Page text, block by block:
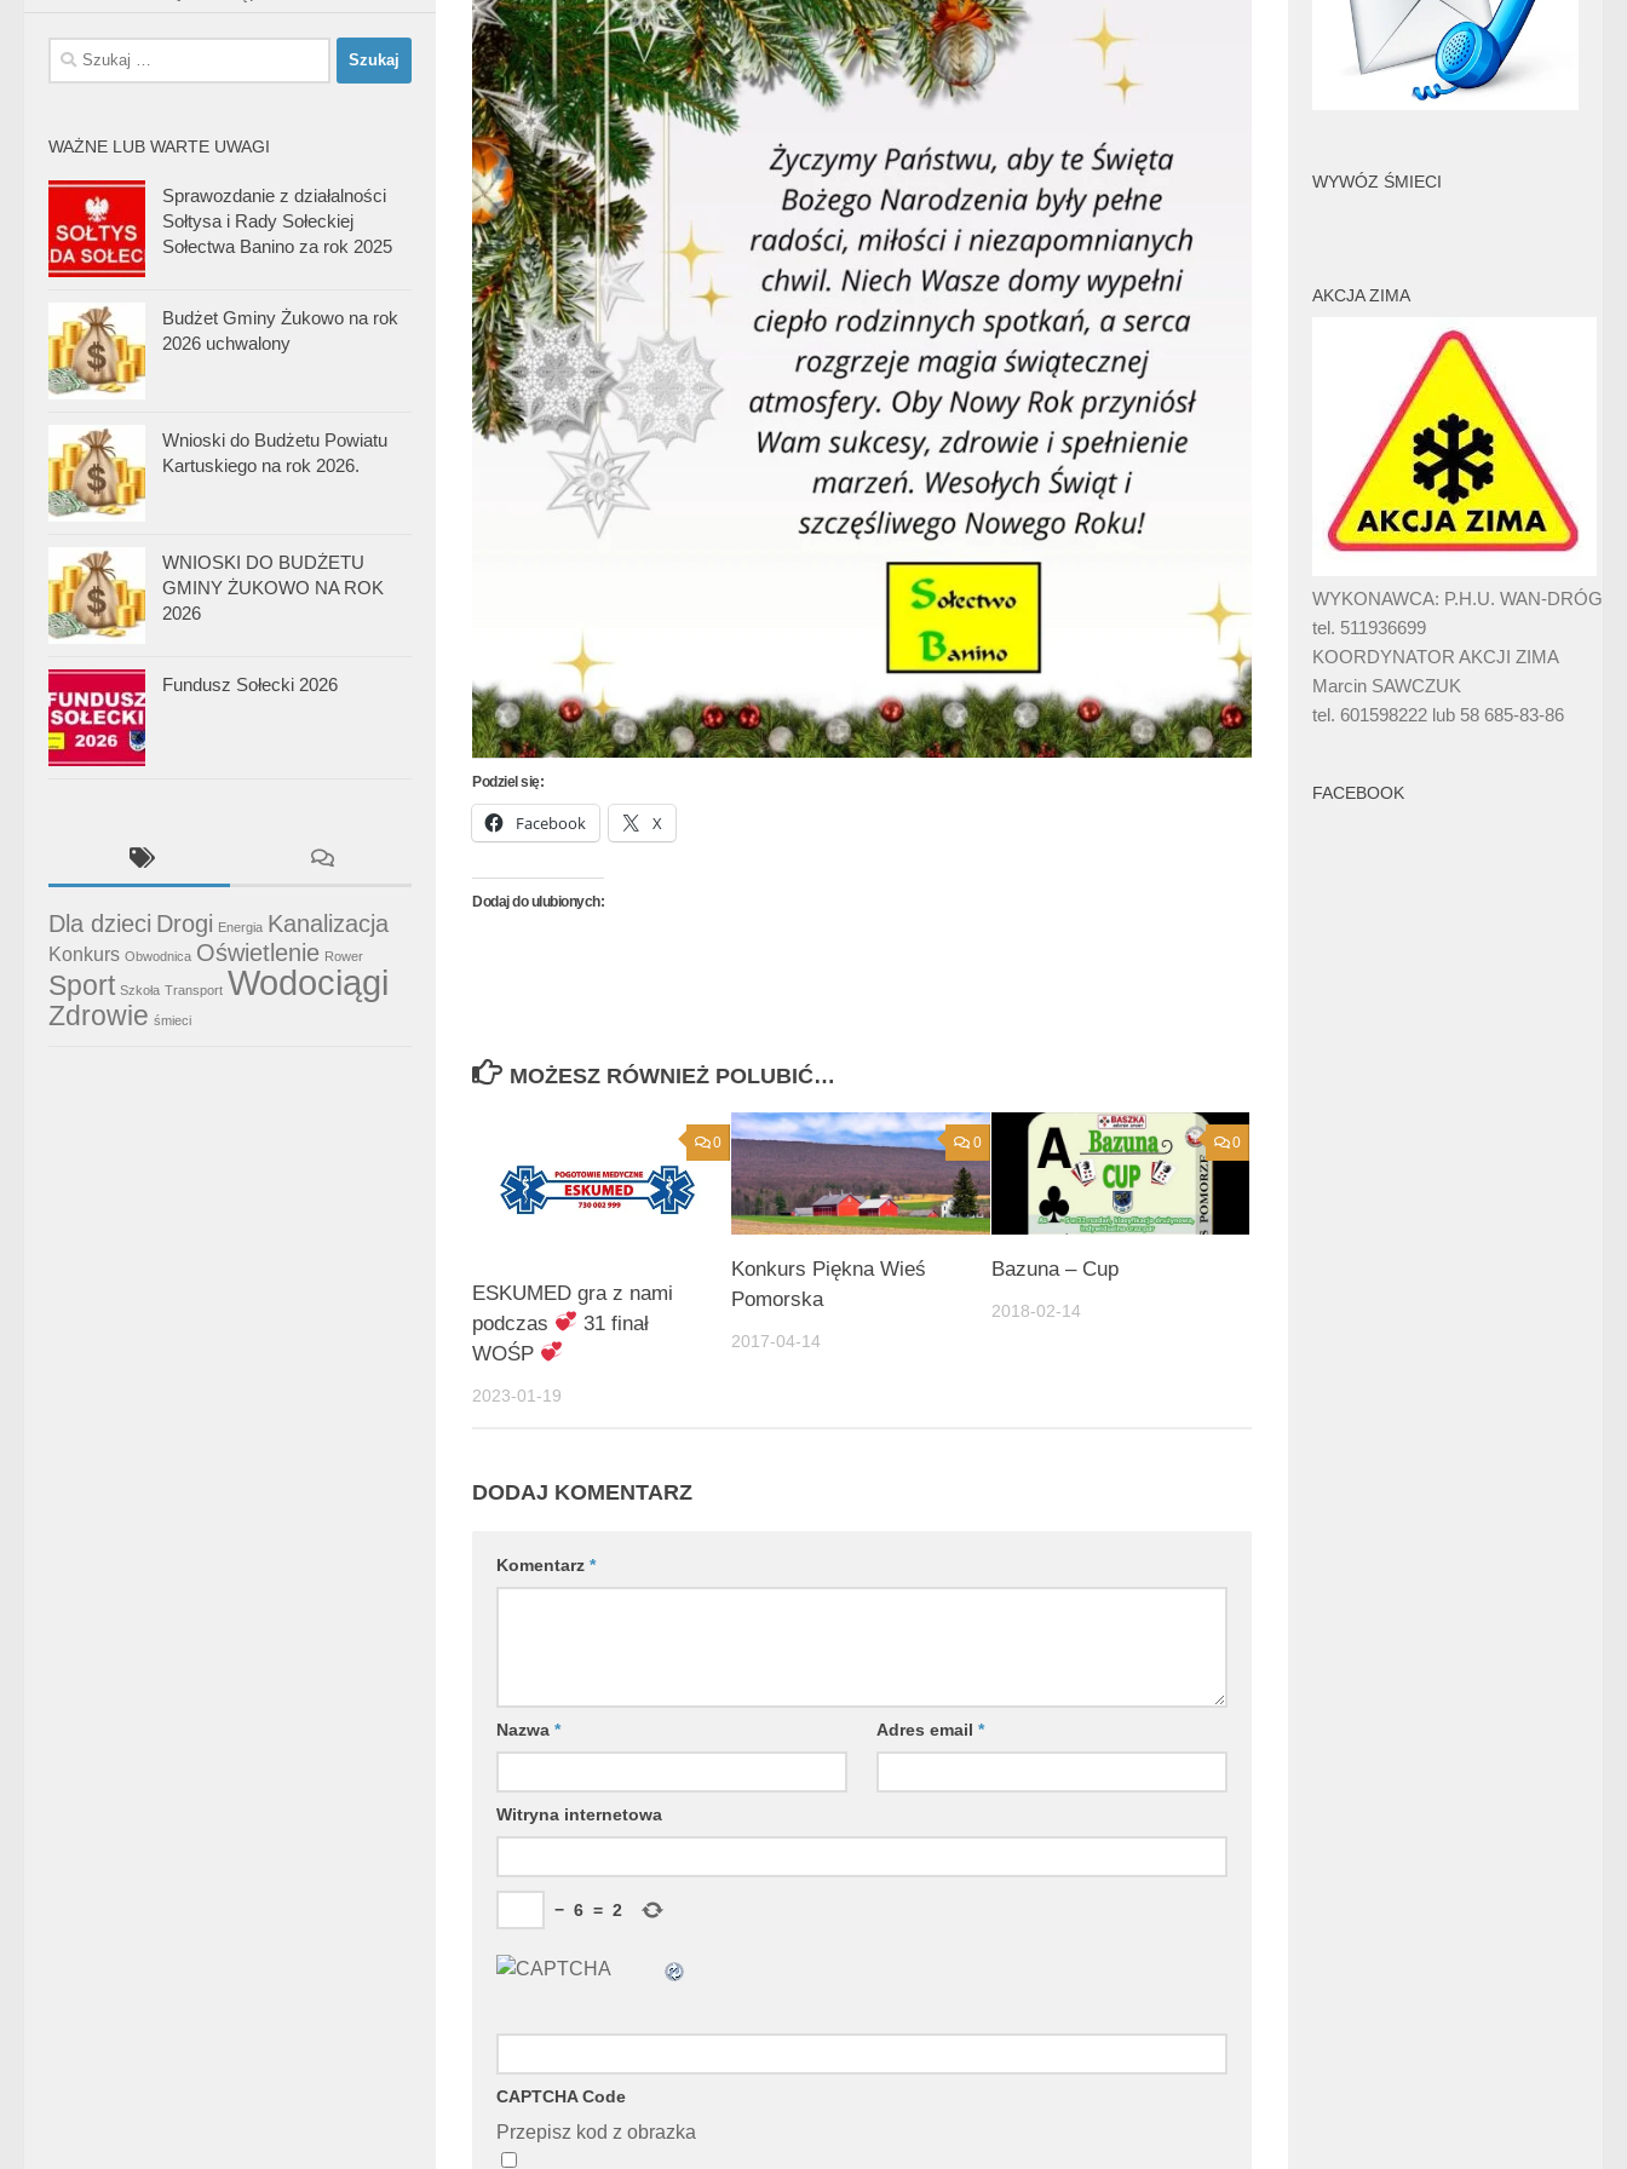
Podziel się:
Facebook X
Dodaj do ulubionych:
MOŻESZ RÓWNIEŻ POLUBIĆ…
0
ESKUMED gra z nami
podczas
31 finał
WOŚP
2023-01-19
0
Konkurs Piękna Wieś
Pomorska
2017-04-14
0
Bazuna – Cup
2018-02-14
DODAJ KOMENTARZ
Komentarz *
Nazwa * Adres email*
Witryna internetowa
− 6 = 2
CAPTCHA Code
Przepisz kod z obrazka
Szukaj:
WAŻNE LUB WARTE UWAGI
Sprawozdanie z działalności
Sołtysa i Rady Sołeckiej
Sołectwa Banino za rok 2025
Budżet Gminy Żukowo na rok
2026 uchwalony
Wnioski do Budżetu Powiatu
Kartuskiego na rok 2026.
WNIOSKI DO BUDŻETU
GMINY ŻUKOWO NA ROK
2026
Fundusz Sołecki 2026
Dla dzieci Drogi Energia Kanalizacja
Konkurs Obwodnica Oświetlenie Rower
Sport Szkoła Transport Wodociągi
Zdrowie śmieci
WYWÓZ ŚMIECI
AKCJA ZIMA
WYKONAWCA: P.H.U. WAN-DRÓG
tel. 511936699
KOORDYNATOR AKCJI ZIMA
Marcin SAWCZUK
tel. 601598222 lub 58 685-83-86
FACEBOOK